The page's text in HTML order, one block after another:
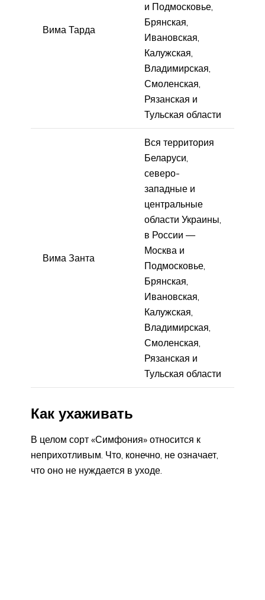
Вима Тарда
и Подмосковье,
Брянская,
Ивановская,
Калужская,
Владимирская,
Смоленская,
Рязанская и
Тульская области
Вима Занта
Вся территория
Беларуси,
северо-
западные и
центральные
области Украины,
в России —
Москва и
Подмосковье,
Брянская,
Ивановская,
Калужская,
Владимирская,
Смоленская,
Рязанская и
Тульская области
Как ухаживать
В целом сорт «Симфония» относится к
неприхотливым. Что, конечно, не означает,
что оно не нуждается в уходе.